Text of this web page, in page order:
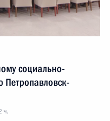
социально-
Петропавловск-
ч.